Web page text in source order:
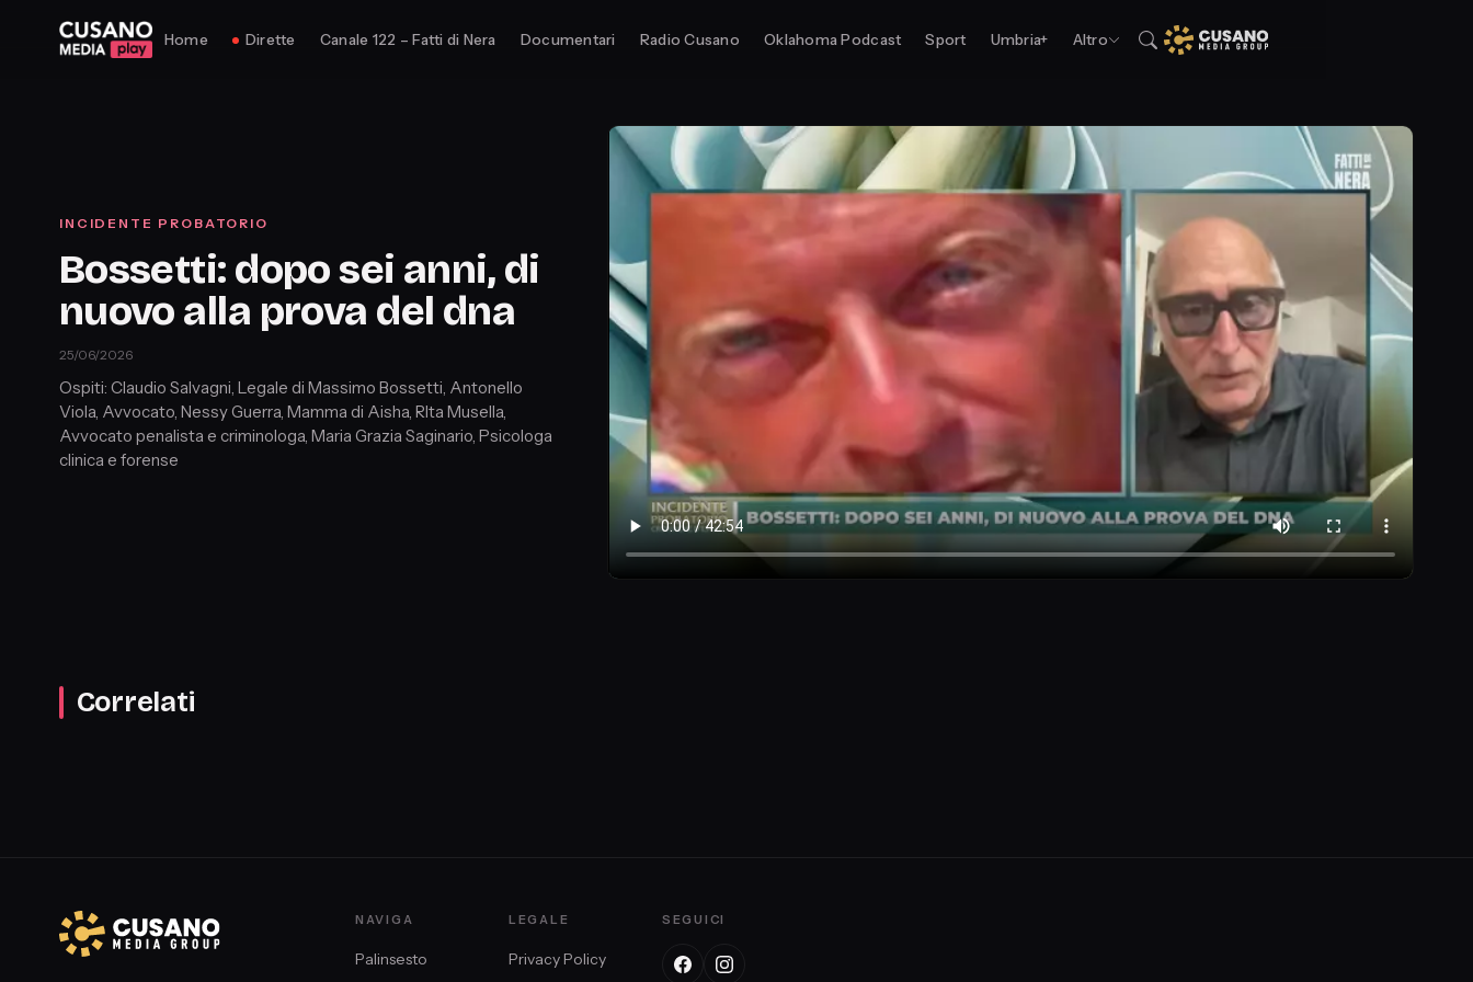
Home Dirette Canale 122 – Fatti di Nera Documentari Radio Cusano Oklahoma Podcast Sport Umbria+ Altro
INCIDENTE PROBATORIO
Bossetti: dopo sei anni, di
nuovo alla prova del dna
25/06/2026
Ospiti: Claudio Salvagni, Legale di Massimo Bossetti, Antonello
Viola, Avvocato, Nessy Guerra, Mamma di Aisha, RIta Musella,
Avvocato penalista e criminologa, Maria Grazia Saginario, Psicologa
clinica e forense
Correlati
NAVIGA
Palinsesto
LEGALE
Privacy Policy
SEGUICI